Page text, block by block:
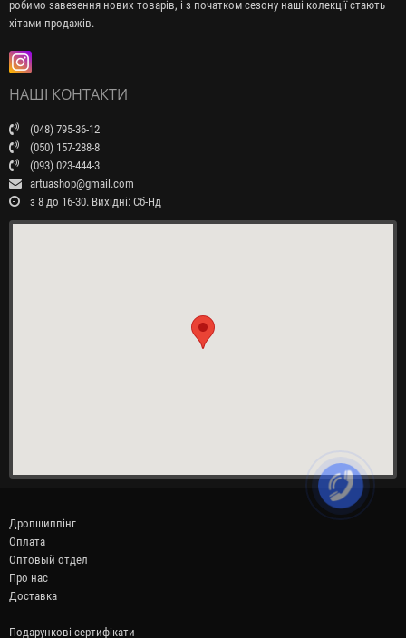
робимо завезення нових товарів, і з початком сезону наші колекції стають
хітами продажів.
НАШІ КОНТАКТИ
(048) 795-36-12
(050) 157-288-8
(093) 023-444-3
artuashop@gmail.com
з 8 до 16-30. Вихідні: Сб-Нд
Дропшиппінг
Оплата
Оптовый отдел
Про нас
Доставка
Подарункові сертифікати